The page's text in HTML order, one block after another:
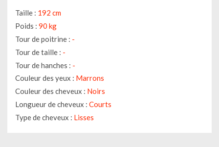
Taille : 192 cm
Poids : 90 kg
Tour de poitrine : -
Tour de taille : -
Tour de hanches : -
Couleur des yeux : Marrons
Couleur des cheveux : Noirs
Longueur de cheveux : Courts
Type de cheveux : Lisses